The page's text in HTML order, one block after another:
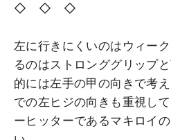
◇ ◇ ◇
左に行きにくいのはウィー
るのはストロンググリップ
的には左手の甲の向きで考
での左ヒジの向きも重視し
ーヒッターであるマキロイ